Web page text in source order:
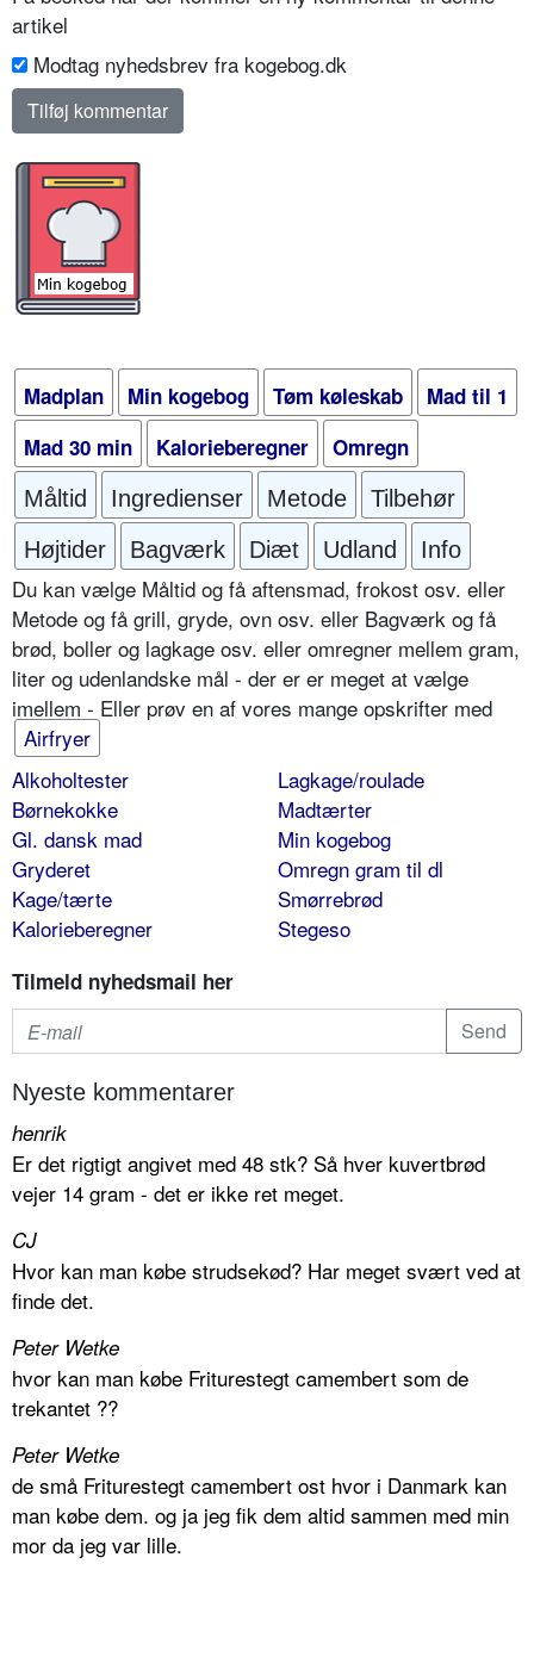
artikel
Modtag nyhedsbrev fra kogebog.dk
Madplan Min kogebog Tøm køleskab
Mad til 1
Mad 30 min
Kalorieberegner Omregn
Måltid Ingredienser Metode
Tilbehør
Højtider
Bagværk Diæt Udland Info
Du kan vælge Måltid og få aftensmad, frokost osv. eller
Metode og få grill, gryde, ovn osv. eller Bagværk og få
brød, boller og lagkage osv. eller omregner mellem gram,
liter og udenlandske mål - der er er meget at vælge
imellem - Eller prøv en af vores mange opskrifter med
Airfryer
Alkoholtester
Børnekokke
Gl. dansk mad
Gryderet
Kage/tærte
Kalorieberegner
Lagkage/roulade
Madtærter
Min kogebog
Omregn gram til dl
Smørrebrød
Stegeso
Tilmeld nyhedsmail her
Nyeste kommentarer
henrik
Er det rigtigt angivet med 48 stk? Så hver kuvertbrød
vejer 14 gram - det er ikke ret meget.
CJ
Hvor kan man købe strudsekød? Har meget svært ved at
finde det.
Peter Wetke
hvor kan man købe Friturestegt camembert som de
trekantet ??
Peter Wetke
de små Friturestegt camembert ost hvor i Danmark kan
man købe dem. og ja jeg fik dem altid sammen med min
mor da jeg var lille.